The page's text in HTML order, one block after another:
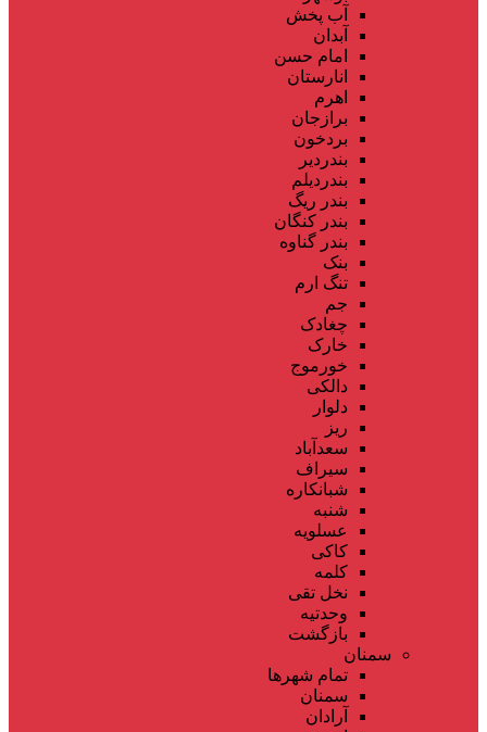
آب پخش
آبدان
امام حسن
انارستان
اهرم
برازجان
بردخون
بندردیر
بندردیلم
بندر ریگ
بندر کنگان
بندر گناوه
بنک
تنگ ارم
جم
چغادک
خارک
خورموج
دالکی
دلوار
ریز
سعدآباد
سیراف
شبانکاره
شنبه
عسلویه
کاکی
کلمه
نخل تقی
وحدتیه
بازگشت
سمنان
تمام شهر‌ها
سمنان
آرادان